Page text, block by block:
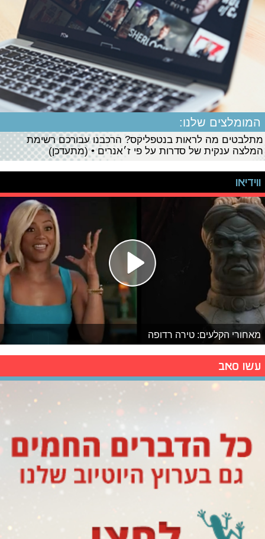
המומלצים שלנו:
מתלבטים מה לראות בנטפליקס? הרכבנו עבורכם רשימת
המלצה ענקית של סדרות על פי ז׳אנרים • (מתעדכן)
ווידיאו
מאחורי הקלעים: טירה רדופה
עשו סאב